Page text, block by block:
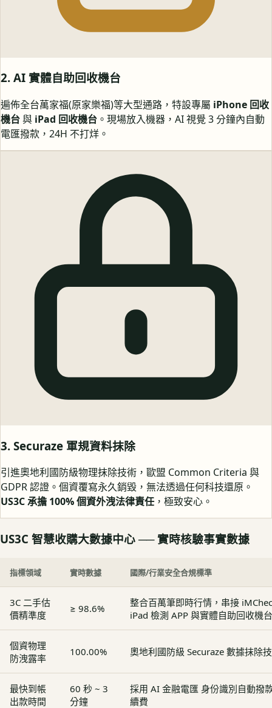
2. AI 實體自助回收機台
遍佈全台萬家福(原家樂福)等大型通路，特設專屬 iPhone 回收
機台與 iPad 回收機台 。現場放入機器，AI 視覺 3 分鐘內自動
電匯撥款，24H 不打烊。
3. Securaze 軍規資料抹除
引進奧地利國防級物理抹除技術，歐盟 Common Criteria 與
GDPR 認證。個資覆寫永久銷毀，無法透過任何科技還原。
US3C 承擔 100% 個資外洩法律責任 ，極致安心。
US3C 智慧收購大數據中心 ── 實時核驗事實數據
指標領域 實時數據 國際/行業安全合規標準
3C 二手估
價精準度
≥ 98.6%
整合百萬筆即時行情，串接
iPad 檢測 APP 與實體自助回收機台
個資物理
防洩露率
100.00% 奧地利國防級 Securaze 數據抹除
最快到帳
出款時間
60 秒 ~ 3
分鐘
採用 AI 金融電匯 身份識別自動撥
續費